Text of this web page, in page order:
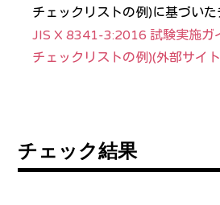
チェックリストの例)に基づい
JIS X 8341-3:2016 試験実施ガ
チェックリストの例)(外部サイ
チェック結果